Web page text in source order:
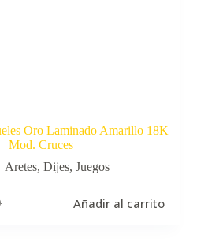
Oro Laminado Amarillo 18K
Mod. Cruces
Aretes, Dijes, Juegos
Añadir al carrito